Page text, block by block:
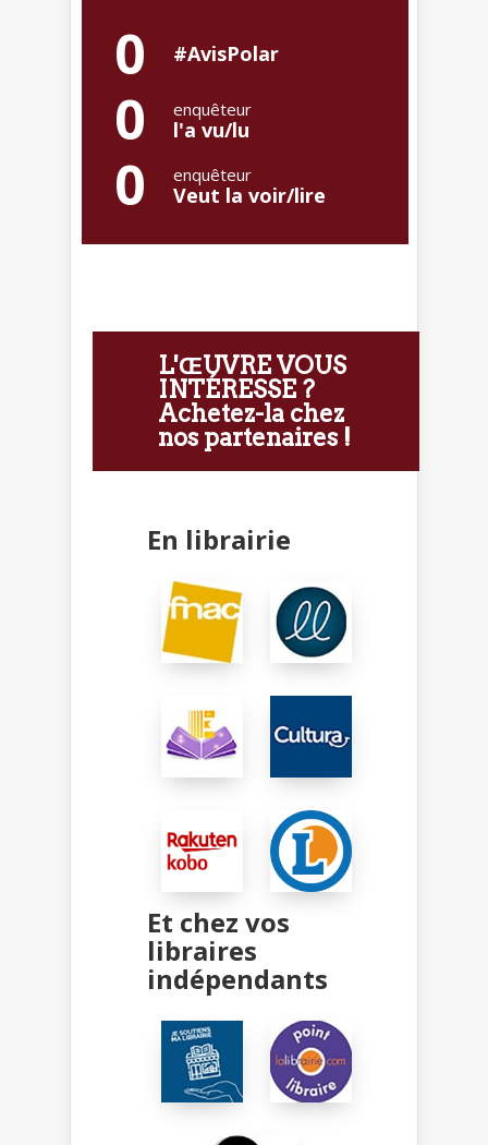
0 #AvisPolar
0 enquêteur
l'a vu/lu
0 enquêteur
Veut la voir/lire
L'ŒUVRE VOUS
INTÉRESSE ?
Achetez-la chez
nos partenaires !
En librairie
Et chez vos
libraires
indépendants